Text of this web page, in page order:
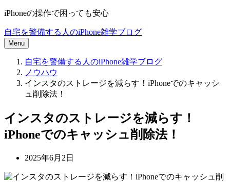
iPhoneの操作で困っても安心
自宅を警備する人のiPhone雑学ブログ
Menu
自宅を警備する人のiPhone雑学ブログ
ノウハウ
インスタのストレージを減らす！iPhoneでのキャッシ
ュ削除法！
インスタのストレージを減らす！
iPhoneでのキャッシュ削除法！
2025年6月2日